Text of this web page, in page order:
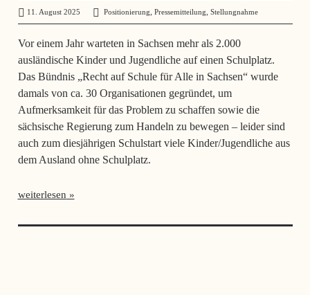
11. August 2025 administrator
Positionierung Pressemitteilung Stellungnahme
Vor einem Jahr warteten in Sachsen mehr als 2.000
ausländische Kinder und Jugendliche auf einen Schulplatz.
Das Bündnis „Recht auf Schule für Alle in Sachsen“ wurde
damals von ca. 30 Organisationen gegründet, um
Aufmerksamkeit für das Problem zu schaffen sowie die
sächsische Regierung zum Handeln zu bewegen – leider sind
auch zum diesjährigen Schulstart viele Kinder/Jugendliche aus
dem Ausland ohne Schulplatz.
weiterlesen